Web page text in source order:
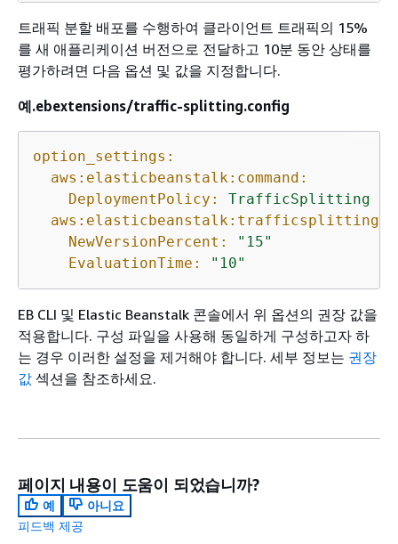
트래픽 분할 배포를 수행하여 클라이언트 트래픽의 15%
를 새 애플리케이션 버전으로 전달하고 10분 동안 상태를
평가하려면 다음 옵션 및 값을 지정합니다.
예.ebextensions/traffic-splitting.config
option_settings:
aws:elasticbeanstalk:command:
DeploymentPolicy:
TrafficSplitting
aws:elasticbeanstalk:trafficsplitting:
NewVersionPercent:
"15"
EvaluationTime:
"10"
EB CLI 및 Elastic Beanstalk 콘솔에서 위 옵션의 권장 값을
적용합니다. 구성 파일을 사용해 동일하게 구성하고자 하
는 경우 이러한 설정을 제거해야 합니다. 세부 정보는 권장
값 섹션을 참조하세요.
페이지 내용이 도움이 되었습니까?
예
아니요
피드백 제공